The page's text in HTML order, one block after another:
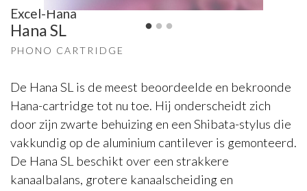
Excel-Hana
Hana SL
PHONO CARTRIDGE
De Hana SL is de meest beoordeelde en bekroonde
Hana-cartridge tot nu toe. Hij onderscheidt zich
door zijn zwarte behuizing en een Shibata-stylus die
vakkundig op de aluminium cantilever is gemonteerd.
De Hana SL beschikt over een strakkere
kanaalbalans, grotere kanaalscheiding en